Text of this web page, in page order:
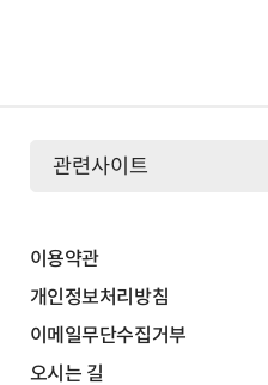
이용약관
개인정보처리방침
이메일무단수집거부
오시는 길
관련사이트